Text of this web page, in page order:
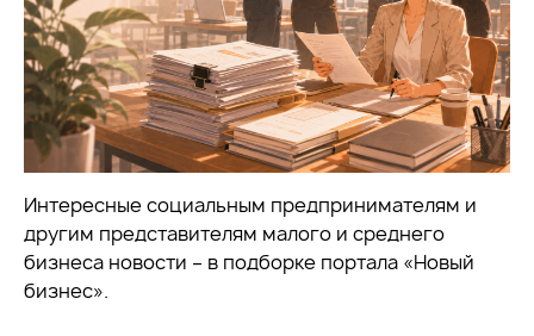
Интересные социальным предпринимателям и
другим представителям малого и среднего
бизнеса новости – в подборке портала «Новый
бизнес».